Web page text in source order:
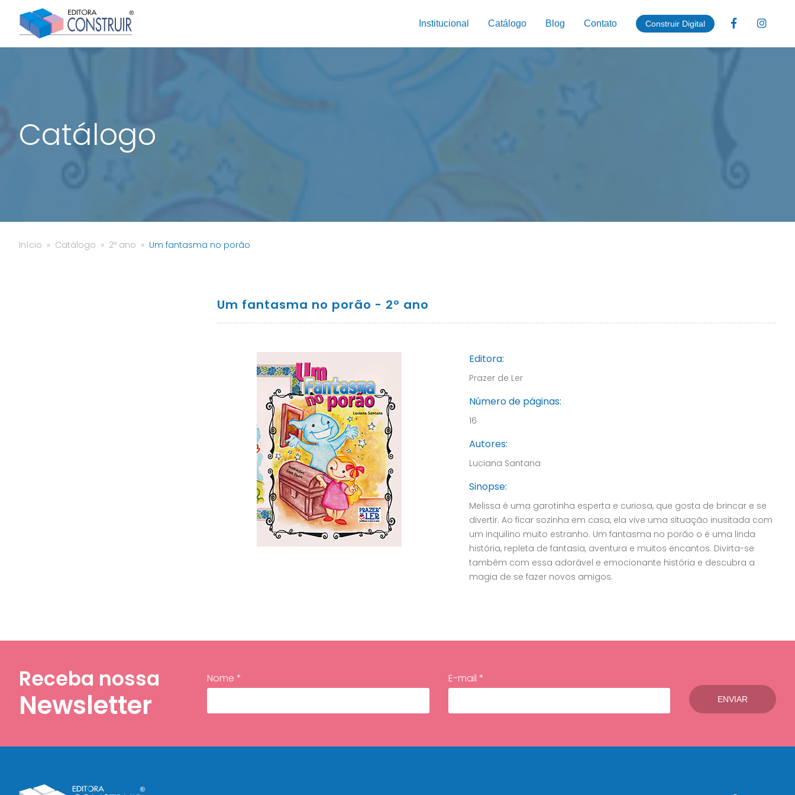
Institucional Catálogo Blog Contato Construir Digital
Catálogo
Início Catálogo 2º ano Um fantasma no porão
Um fantasma no porão - 2º ano
Editora:
Prazer de Ler
Número de páginas:
16
Autores:
Luciana Santana
Sinopse:
Melissa é uma garotinha esperta e curiosa, que gosta de brincar e se
divertir. Ao ficar sozinha em casa, ela vive uma situação inusitada com
um inquilino muito estranho. Um fantasma no porão o é uma linda
história, repleta de fantasia, aventura e muitos encantos. Divirta-se
também com essa adorável e emocionante história e descubra a
magia de se fazer novos amigos.
Receba nossa
Newsletter
Nome * E-mail *